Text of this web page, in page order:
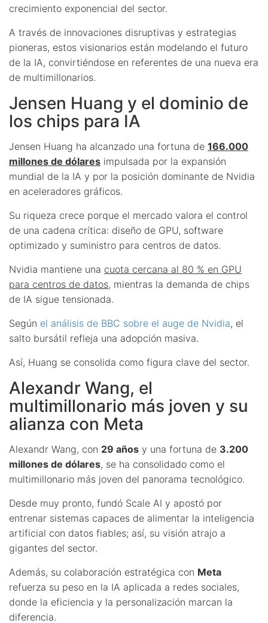
crecimiento exponencial del sector.
A través de innovaciones disruptivas y estrategias
pioneras, estos visionarios están modelando el futuro
de la IA, convirtiéndose en referentes de una nueva era
de multimillonarios.
Jensen Huang y el dominio de
los chips para IA
Jensen Huang ha alcanzado una fortuna de 166.000
millones de dólares impulsada por la expansión
mundial de la IA y por la posición dominante de Nvidia
en aceleradores gráficos.
Su riqueza crece porque el mercado valora el control
de una cadena crítica: diseño de GPU, software
optimizado y suministro para centros de datos.
Nvidia mantiene una cuota cercana al 80 % en GPU
para centros de datos, mientras la demanda de chips
de IA sigue tensionada.
Según el análisis de BBC sobre el auge de Nvidia, el
salto bursátil refleja una adopción masiva.
Así, Huang se consolida como figura clave del sector.
Alexandr Wang, el
multimillonario más joven y su
alianza con Meta
Alexandr Wang, con 29 años y una fortuna de 3.200
millones de dólares, se ha consolidado como el
multimillonario más joven del panorama tecnológico.
Desde muy pronto, fundó Scale AI y apostó por
entrenar sistemas capaces de alimentar la inteligencia
artificial con datos fiables; así, su visión atrajo a
gigantes del sector.
Además, su colaboración estratégica con Meta
refuerza su peso en la IA aplicada a redes sociales,
donde la eficiencia y la personalización marcan la
diferencia.